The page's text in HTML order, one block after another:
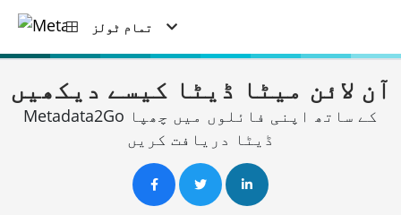
تمام ٹولز
آن لائن میٹا ڈیٹا کیسے دیکھیں
Metadata2Go کے ساتھ اپنی فائلوں میں چھپا
ڈیٹا دریافت کریں